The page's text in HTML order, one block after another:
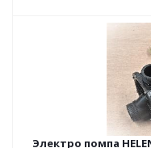
Электро помпа